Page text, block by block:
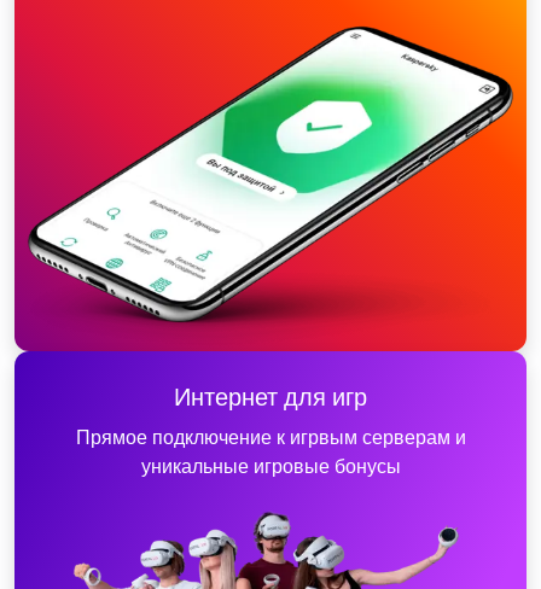
Интернет для игр
Прямое подключение к игрвым серверам и
уникальные игровые бонусы